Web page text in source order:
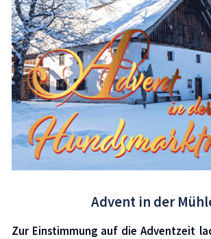
Advent in der
Zur Einstimmung auf die Adventzeit